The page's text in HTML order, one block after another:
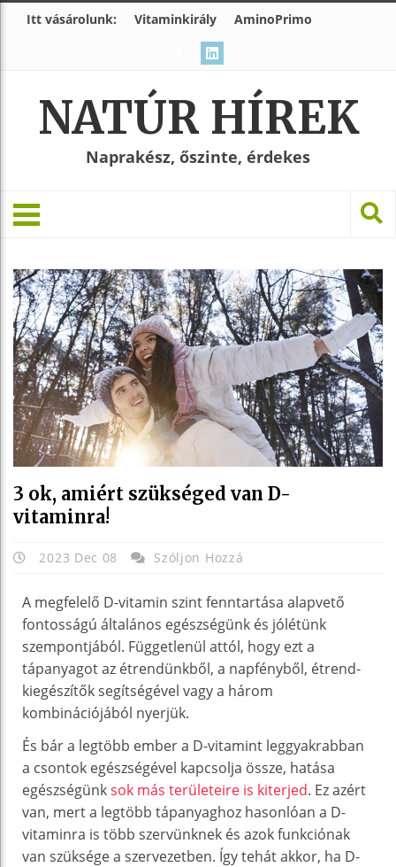
Itt vásárolunk: Vitaminkirály AminoPrimo
NATÚR HÍREK
Naprakész, őszinte, érdekes
3 ok, amiért szükséged van D-
vitaminra!
2023 Dec 08 Szóljon Hozzá
A megfelelő D-vitamin szint fenntartása alapvető
fontosságú általános egészségünk és jólétünk
szempontjából. Függetlenül attól, hogy ezt a
tápanyagot az étrendünkből, a napfényből, étrend-
kiegészítők segítségével vagy a három
kombinációjából nyerjük.
És bár a legtöbb ember a D-vitamint leggyakrabban
a csontok egészségével kapcsolja össze, hatása
egészségünksok más területeire is kiterjed. Ez azért
van, mert a legtöbb tápanyaghoz hasonlóan a D-
vitaminra is több szervünknek és azok funkciónak
van szüksége a szervezetben. Így tehát akkor, ha D-